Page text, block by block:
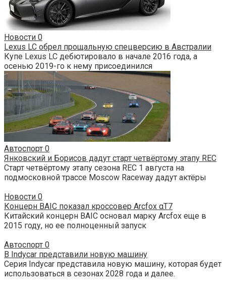
Новости 0
Lexus LC обрел прощальную спецверсию в Австралии
Купе Lexus LC дебютировало в начале 2016 года, а
осенью 2019-го к нему присоединился
Автоспорт 0
Янковский и Борисов дадут старт четвёртому этапу REC
Старт четвёртому этапу сезона REC 1 августа на
подмосковной трассе Moscow Raceway дадут актёры
Новости 0
Концерн BAIC показал кроссовер Arcfox αT7
Китайский концерн BAIC основал марку Arcfox еще в
2015 году, но ее полноценный запуск
Автоспорт 0
В Indycar представили новую машину
Серия Indycar представила новую машину, которая будет
использоваться в сезонах 2028 года и далее.